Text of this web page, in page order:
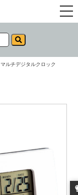
マルチデジタルクロック